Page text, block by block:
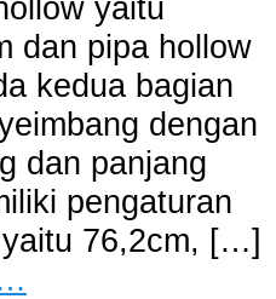
yaitu
dan pipa hollow
kedua bagian
dengan
dan panjang
pengaturan
76,2cm, […]